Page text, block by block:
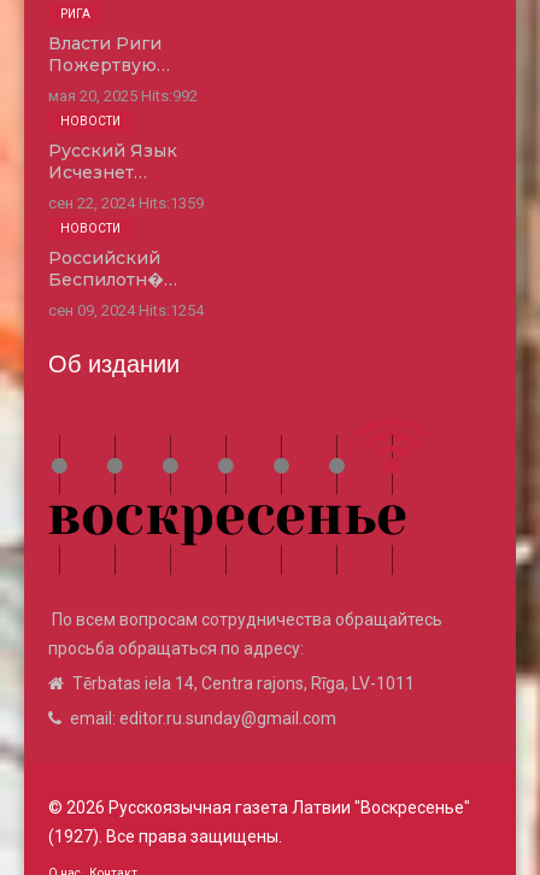
Власти Риги
Пожертвую…
мая 20, 2025 Hits:992
РИГА
Русский Язык
Исчезнет…
сен 22, 2024 Hits:1359
НОВОСТИ
Российский
Беспилотн�…
сен 09, 2024 Hits:1254
НОВОСТИ
Об издании
По всем вопросам сотрудничества обращайтесь
просьба обращаться по адресу:
Tērbatas iela 14, Centra rajons, Rīga, LV-1011
email: editor.ru.sunday@gmail.com
© 2026 Русскоязычная газета Латвии "Воскресенье"
(1927). Все права защищены.